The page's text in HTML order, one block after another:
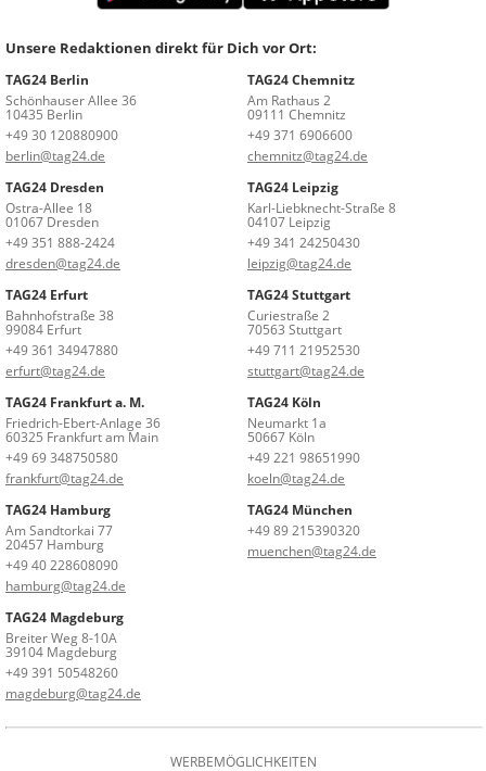
Unsere Redaktionen direkt für Dich vor Ort:
TAG24 Berlin
Schönhauser Allee 36
10435 Berlin
+49 30 120880900
berlin@tag24.de
TAG24 Chemnitz
Am Rathaus 2
09111 Chemnitz
+49 371 6906600
chemnitz@tag24.de
TAG24 Dresden
Ostra-Allee 18
01067 Dresden
+49 351 888-2424
dresden@tag24.de
TAG24 Leipzig
Karl-Liebknecht-Straße 8
04107 Leipzig
+49 341 24250430
leipzig@tag24.de
TAG24 Erfurt
Bahnhofstraße 38
99084 Erfurt
+49 361 34947880
erfurt@tag24.de
TAG24 Stuttgart
Curiestraße 2
70563 Stuttgart
+49 711 21952530
stuttgart@tag24.de
TAG24 Frankfurt a. M.
Friedrich-Ebert-Anlage 36
60325 Frankfurt am Main
+49 69 348750580
frankfurt@tag24.de
TAG24 Köln
Neumarkt 1a
50667 Köln
+49 221 98651990
koeln@tag24.de
TAG24 Hamburg
Am Sandtorkai 77
20457 Hamburg
+49 40 228608090
hamburg@tag24.de
TAG24 München
+49 89 215390320
muenchen@tag24.de
TAG24 Magdeburg
Breiter Weg 8-10A
39104 Magdeburg
+49 391 50548260
magdeburg@tag24.de
WERBEMÖGLICHKEITEN